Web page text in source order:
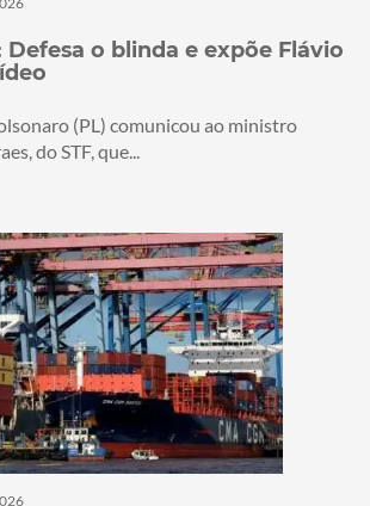
o blinda e expõe Flávio
(PL) comunicou ao ministro
do STF, que...